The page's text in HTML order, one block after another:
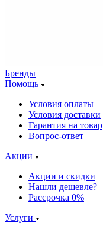
Бренды
Помощь
Условия оплаты
Условия доставки
Гарантия на товар
Вопрос-ответ
Акции
Акции и скидки
Нашли дешевле?
Рассрочка 0%
Услуги